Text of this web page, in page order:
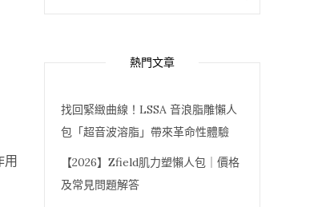
熱門文章
找回緊緻曲線！LSSA 音浪脂雕懶人
包「超音波溶脂」帶來革命性體驗
【2026】Zfield肌力塑懶人包｜價格
及常見問題解答